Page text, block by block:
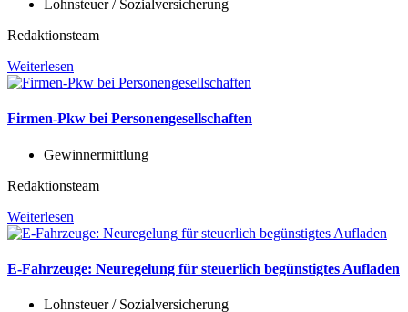
Lohnsteuer / Sozialversicherung
Redaktionsteam
Weiterlesen
Firmen-Pkw bei Personengesellschaften
Gewinnermittlung
Redaktionsteam
Weiterlesen
E-Fahrzeuge: Neuregelung für steuerlich begünstigtes Aufladen
Lohnsteuer / Sozialversicherung